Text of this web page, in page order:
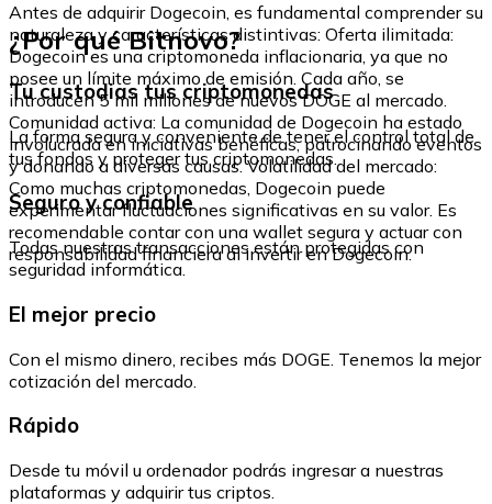
Antes de adquirir Dogecoin, es fundamental comprender su
naturaleza y características distintivas: Oferta ilimitada:
Dogecoin es una criptomoneda inflacionaria, ya que no
posee un límite máximo de emisión. Cada año, se
introducen 5 mil millones de nuevos DOGE al mercado.
Comunidad activa: La comunidad de Dogecoin ha estado
involucrada en iniciativas benéficas, patrocinando eventos
y donando a diversas causas. Volatilidad del mercado:
Como muchas criptomonedas, Dogecoin puede
experimentar fluctuaciones significativas en su valor. Es
recomendable contar con una wallet segura y actuar con
responsabilidad financiera al invertir en Dogecoin.
¿Por qué Bitnovo?
Tu custodias tus criptomonedas
La forma segura y conveniente de tener el control total de
tus fondos y proteger tus criptomonedas.
Seguro y confiable
Todas nuestras transacciones están protegidas con
seguridad informática.
El mejor precio
Con el mismo dinero, recibes más DOGE. Tenemos la mejor
cotización del mercado.
Rápido
Desde tu móvil u ordenador podrás ingresar a nuestras
plataformas y adquirir tus criptos.